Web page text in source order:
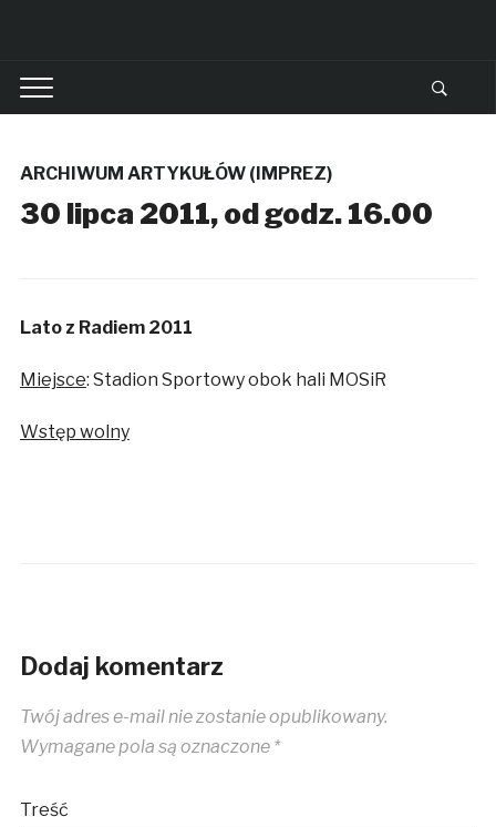
ARCHIWUM ARTYKUŁÓW (IMPREZ)
30 lipca 2011, od godz. 16.00
Lato z Radiem 2011
Miejsce: Stadion Sportowy obok hali MOSiR
Wstęp wolny
Dodaj komentarz
Twój adres e-mail nie zostanie opublikowany.
Wymagane pola są oznaczone *
Treść